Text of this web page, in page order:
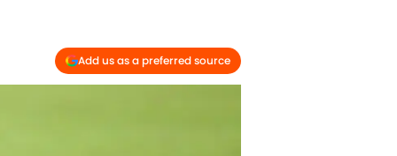
Add us as a preferred source